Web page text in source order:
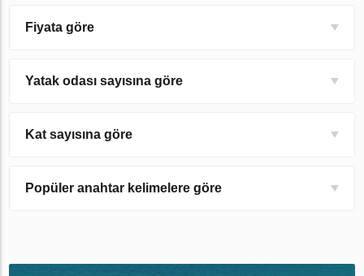
Fiyata göre
Yatak odası sayısına göre
Kat sayısına göre
Popüler anahtar kelimelere göre